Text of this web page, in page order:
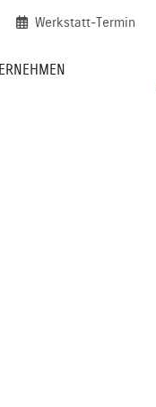
Werkstatt-Termin